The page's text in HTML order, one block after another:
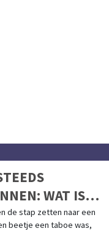
WAT IS
de stap zetten naar een
beetje een taboe was,